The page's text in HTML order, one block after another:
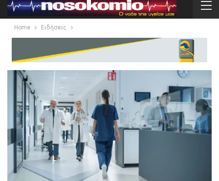
Home Ειδήσεις